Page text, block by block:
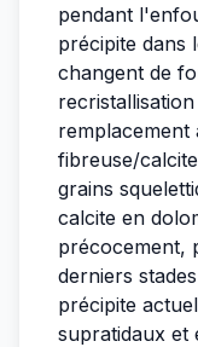
pendant
précipite dans
changent de
remplacement
fibreuse/
grains
calcite en
précocement,
derniers
précipite
supratidaux et